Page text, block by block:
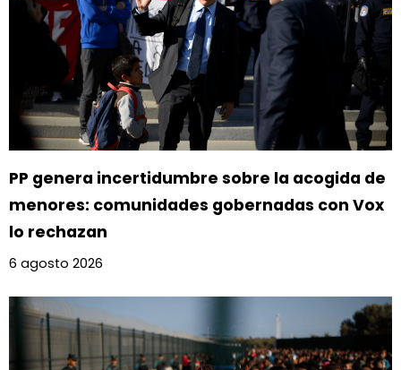
PP genera incertidumbre sobre la acogida de
menores: comunidades gobernadas con Vox
lo rechazan
6 agosto 2026